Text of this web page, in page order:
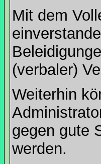
Mit dem
(verbaler)
Weiterhin
gegen gute
werden.